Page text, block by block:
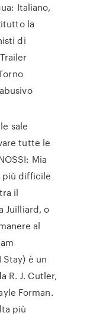
Italiano,
la
di
sale
tutte le
Mia
più difficile
il
Juilliard, o
al
Stay) è un
R. J. Cutler,
Forman.
più